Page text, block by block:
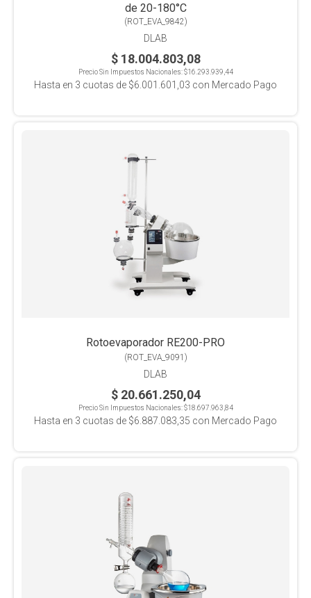
de 20-180°C
(ROT_EVA_9842)
DLAB
$ 18.004.803,08
Precio Sin Impuestos Nacionales:$16.293.939,44
Hasta en 3 cuotas de $6.001.601,03 con Mercado Pago
Rotoevaporador RE200-PRO
(ROT_EVA_9091 )
DLAB
$ 20.661.250,04
Precio Sin Impuestos Nacionales:$18.697.963,84
Hasta en 3 cuotas de $6.887.083,35 con Mercado Pago